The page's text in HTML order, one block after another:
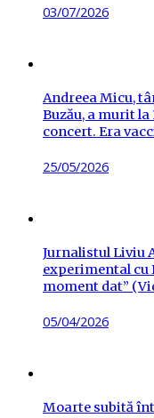
Posted
03/07/2026
Andreea Micu,
Buzău, a murit la
concert. Era
Posted
25/05/2026
Jurnalistul Liviu
experimental cu
moment dat”
Posted
05/04/2026
Moarte subită